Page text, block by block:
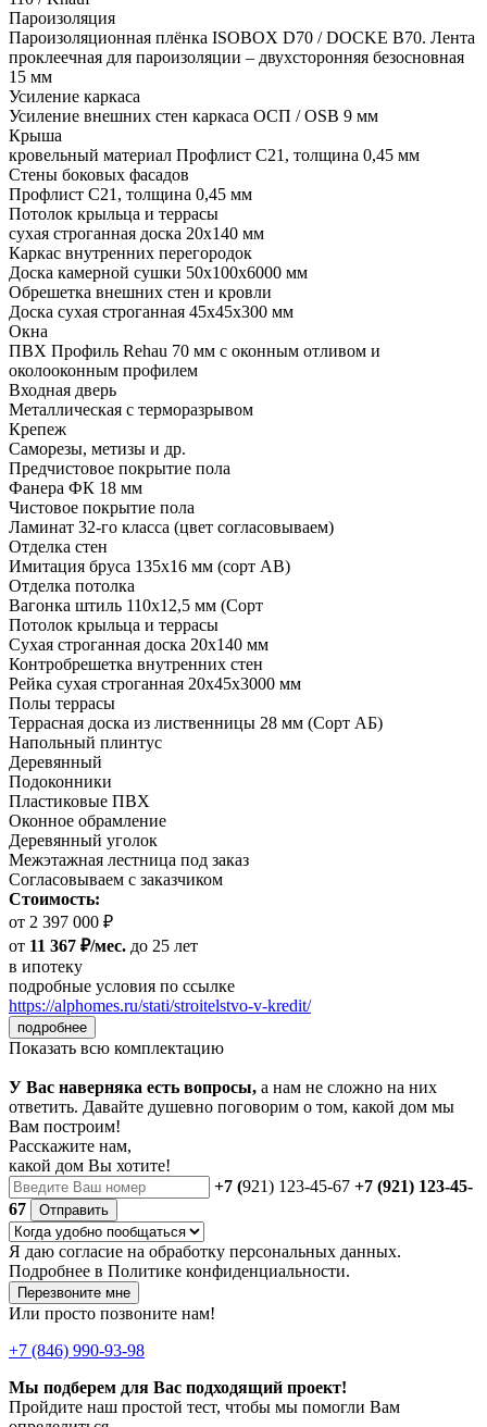
Пароизоляция
Пароизоляционная плёнка ISOBOX D70 / DOCKЕ B70. Лента
проклеечная для пароизоляции – двухсторонняя безосновная
15 мм
Усиление каркаса
Усиление внешних стен каркаса ОСП / OSB 9 мм
Крыша
кровельный материал Профлист С21, толщина 0,45 мм
Стены боковых фасадов
Профлист С21, толщина 0,45 мм
Потолок крыльца и террасы
сухая строганная доска 20х140 мм
Каркас внутренних перегородок
Доска камерной сушки 50х100х6000 мм
Обрешетка внешних стен и кровли
Доска сухая строганная 45х45х300 мм
Окна
ПВХ Профиль Rehau 70 мм с оконным отливом и
околооконным профилем
Входная дверь
Металлическая с терморазрывом
Крепеж
Саморезы, метизы и др.
Предчистовое покрытие пола
Фанера ФК 18 мм
Чистовое покрытие пола
Ламинат 32-го класса (цвет согласовываем)
Отделка стен
Имитация бруса 135х16 мм (сорт АВ)
Отделка потолка
Вагонка штиль 110х12,5 мм (Сорт
Потолок крыльца и террасы
Сухая строганная доска 20х140 мм
Контробрешетка внутренних стен
Рейка сухая строганная 20х45х3000 мм
Полы террасы
Террасная доска из лиственницы 28 мм (Сорт АБ)
Напольный плинтус
Деревянный
Подоконники
Пластиковые ПВХ
Оконное обрамление
Деревянный уголок
Межэтажная лестница под заказ
Согласовываем с заказчиком
Стоимость:
от 2 397 000 ₽
от 11 367 ₽/мес. до 25 лет
в ипотеку
подробные условия по ссылке
https://alphomes.ru/stati/stroitelstvo-v-kredit/
подробнее
Показать всю комплектацию
У Вас наверняка есть вопросы, а нам не сложно на них
ответить. Давайте душевно поговорим о том, какой дом мы
Вам построим!
Расскажите нам,
какой дом Вы хотите!
+7 (921) 123-45-67 +7 (921) 123-45-
67
Отправить
Я даю согласие на обработку персональных данных.
Подробнее в Политике конфиденциальности.
Перезвоните мне
Или просто позвоните нам!
+7 (846) 990-93-98
Мы подберем для Вас подходящий проект!
Пройдите наш простой тест, чтобы мы помогли Вам